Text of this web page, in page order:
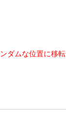
ダムな位置に移転